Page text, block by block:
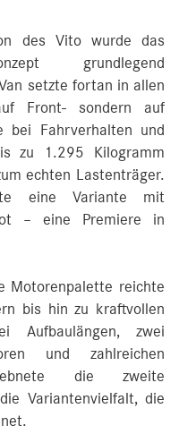
des Vito wurde das
grundlegend
setzte fortan in allen
Front- sondern auf
bei Fahrverhalten und
zu 1.295 Kilogramm
echten Lastenträger.
eine Variante mit
– eine Premiere in
Motorenpalette reichte
bis hin zu kraftvollen
Aufbaulängen, zwei
und zahlreichen
ebnete die zweite
Variantenvielfalt, die